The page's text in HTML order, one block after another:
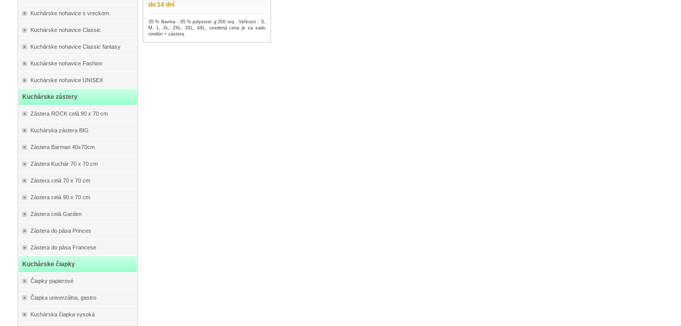
Kuchárske nohavice s vreckom.
Kuchárske nohavice Classic
Kuchárske nohavice Classic fantasy
Kuchárske nohavice Fashion
Kuchárske nohavice UNISEX
Kuchárske zástery
Zástera ROCK celá 90 x 70 cm
Kuchárska zástera BIG
Zástera Barman 40x70cm
Zástera Kuchár 70 x 70 cm
Zástera celá 70 x 70 cm
Zástera celá 90 x 70 cm
Zástera celá Garden
Zástera do pása Princes
Zástera do pása Francese
Kuchárske čiapky
Čiapky papierové
Čiapka univerzálna, gastro
Kuchárska čiapka vysoká
do 14 dní
35 % Bavlna - 65 % polyester g 200 mq . Veľkosti : S,
M, L, XL, 2XL, 3XL, 4XL, uvedená cena je za sadu
rondón + zástera.